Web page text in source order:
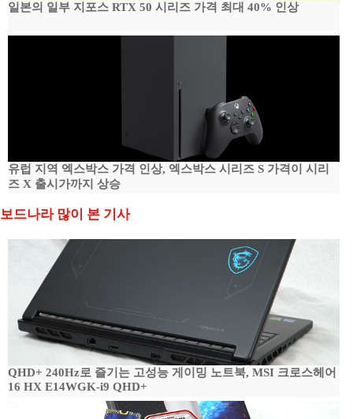
일본의 일부 지포스 RTX 50 시리즈 가격 최대 40% 인상
유럽 지역 엑스박스 가격 인상, 엑스박스 시리즈 S 가격이 시리
즈 X 출시가까지 상승
보드나라 많이 본 기사
QHD+ 240Hz로 즐기는 고성능 게이밍 노트북, MSI 크로스헤어
16 HX E14WGK-i9 QHD+